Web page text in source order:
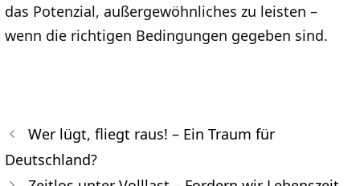
das Potenzial, außergewöhnliches zu leisten –
wenn die richtigen Bedingungen gegeben sind.
Wer lügt, fliegt raus! – Ein Traum für
Deutschland?